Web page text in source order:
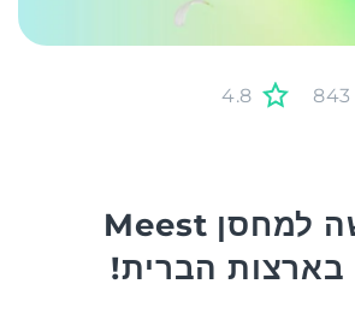
843
4.8
כתובת חדשה למחסן Meest